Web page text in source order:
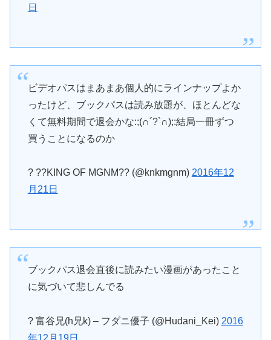
日
ビデオパスはまあまあ個人的にラインナップよか
ったけど、ブックパスは読み放題が、ほとんどな
くて無料期間で退会かな:;(∩´?`∩);:結局一冊ずつ
買うことになるのか
? ??KING OF MGNM?? (@knkmgnm) 2016年12
月21日
ブックパス退会直後に読みたい漫画があったこと
に気づいて悲しんでる
? 富谷兄(h兄k) – フダニ優子 (@Hudani_Kei) 2016
年12月19日